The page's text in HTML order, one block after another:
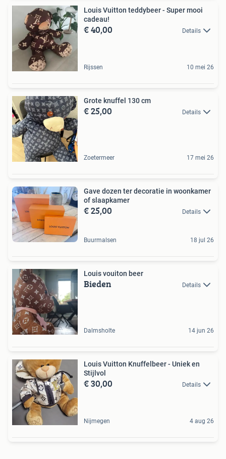
Louis Vuitton teddybeer - Super mooi
cadeau!
€ 40,00 Details
Rijssen 10 mei 26
Grote knuffel 130 cm
€ 25,00 Details
Zoetermeer 17 mei 26
Gave dozen ter decoratie in woonkamer
of slaapkamer
€ 25,00 Details
Buurmalsen 18 jul 26
Louis vouiton beer
Bieden Details
Dalmsholte 14 jun 26
Louis Vuitton Knuffelbeer - Uniek en
Stijlvol
€ 30,00 Details
Nijmegen 4 aug 26